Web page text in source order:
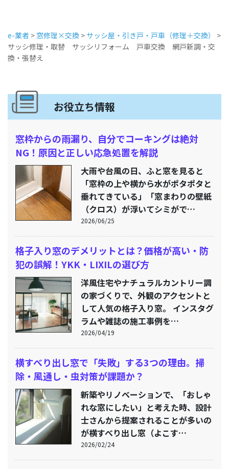
e-業者 > 窓修理×交換 > サッシ屋・引き戸・戸車（修理＋交換）
>
サッシ修理・取替 サッシリフォーム 戸車交換 網戸新調・交
換・張替え
お役立ち情報
窓枠からの雨漏り、自分でコーキングは絶対
NG！原因と正しい応急処置を解説
大雨や台風の日、ふと窓を見ると
「窓枠の上や横から水がポタポタと
垂れてきている」「窓まわりの壁紙
（クロス）が浮いてシミがで…
2026/06/25
格子入り窓のデメリットとは？価格が高い・防
犯の誤解！YKK・LIXILの選び方
洋風住宅やナチュラルカントリー調
の家づくりで、外観のアクセントと
して人気の格子入り窓。 インスタグ
ラムや雑誌の施工事例を…
2026/04/19
横すべり出し窓で「失敗」する3つの理由。掃
除・風通し・虫対策が課題か？
新築やリノベーションで、「おしゃ
れな窓にしたい」と考えた時、設計
士さんから提案されることが多いの
が横すべり出し窓（よこす…
2026/02/24